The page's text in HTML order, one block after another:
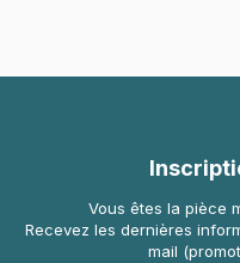
Vous êtes la pièce
Recevez les dernières
mail